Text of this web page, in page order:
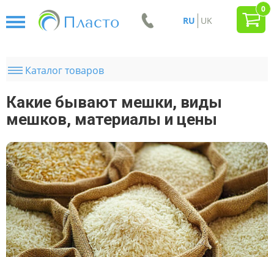
Пласто RU UK
0
Каталог товаров
Какие бывают мешки, виды
мешков, материалы и цены